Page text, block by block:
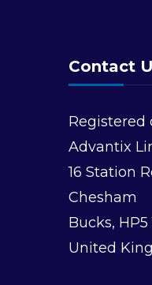
Contact
Registered
Advantix
16 Station
Chesham
Bucks, HP5
United